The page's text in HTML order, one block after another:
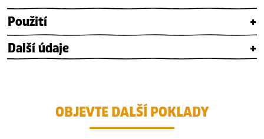
Použití
+
Další údaje
+
OBJEVTE DALŠÍ POKLADY